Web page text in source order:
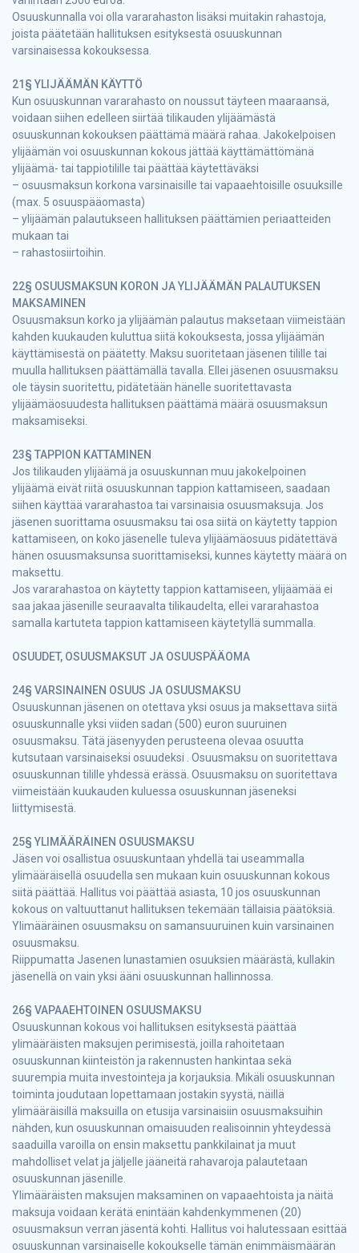
Osuuskunnalla voi olla vararahaston lisäksi muitakin rahastoja,
joista päätetään hallituksen esityksestä osuuskunnan
varsinaisessa kokouksessa.
21§ YLIJÄÄMÄN KÄYTTÖ
Kun osuuskunnan vararahasto on noussut täyteen maaraansä,
voidaan siihen edelleen siirtää tilikauden ylijäämästä
osuuskunnan kokouksen päättämä määrä rahaa. Jakokelpoisen
ylijäämän voi osuuskunnan kokous jättää käyttämättömänä
ylijäämä- tai tappiotilille tai päättää käytettäväksi
– osuusmaksun korkona varsinaisille tai vapaaehtoisille osuuksille
(max. 5 osuuspääomasta)
– ylijäämän palautukseen hallituksen päättämien periaatteiden
mukaan tai
– rahastosiirtoihin.
22§ OSUUSMAKSUN KORON JA YLIJÄÄMÄN PALAUTUKSEN
MAKSAMINEN
Osuusmaksun korko ja ylijäämän palautus maksetaan viimeistään
kahden kuukauden kuluttua siitä kokouksesta, jossa ylijäämän
käyttämisestä on päätetty. Maksu suoritetaan jäsenen tilille tai
muulla hallituksen päättämällä tavalla. Ellei jäsenen osuusmaksu
ole täysin suoritettu, pidätetään hänelle suoritettavasta
ylijäämäosuudesta hallituksen päättämä määrä osuusmaksun
maksamiseksi.
23§ TAPPION KATTAMINEN
Jos tilikauden ylijäämä ja osuuskunnan muu jakokelpoinen
ylijäämä eivät riitä osuuskunnan tappion kattamiseen, saadaan
siihen käyttää vararahastoa tai varsinaisia osuusmaksuja. Jos
jäsenen suorittama osuusmaksu tai osa siitä on käytetty tappion
kattamiseen, on koko jäsenelle tuleva ylijäämäosuus pidätettävä
hänen osuusmaksunsa suorittamiseksi, kunnes käytetty määrä on
maksettu.
Jos vararahastoa on käytetty tappion kattamiseen, ylijäämää ei
saa jakaa jäsenille seuraavalta tilikaudelta, ellei vararahastoa
samalla kartuteta tappion kattamiseen käytetyllä summalla.
OSUUDET, OSUUSMAKSUT JA OSUUSPÄÄOMA
24§ VARSINAINEN OSUUS JA OSUUSMAKSU
Osuuskunnan jäsenen on otettava yksi osuus ja maksettava siitä
osuuskunnalle yksi viiden sadan (500) euron suuruinen
osuusmaksu. Tätä jäsenyyden perusteena olevaa osuutta
kutsutaan varsinaiseksi osuudeksi . Osuusmaksu on suoritettava
osuuskunnan tilille yhdessä erässä. Osuusmaksu on suoritettava
viimeistään kuukauden kuluessa osuuskunnan jäseneksi
liittymisestä.
25§ YLIMÄÄRÄINEN OSUUSMAKSU
Jäsen voi osallistua osuuskuntaan yhdellä tai useammalla
ylimääräisellä osuudella sen mukaan kuin osuuskunnan kokous
siitä päättää. Hallitus voi päättää asiasta, 10 jos osuuskunnan
kokous on valtuuttanut hallituksen tekemään tällaisia päätöksiä.
Ylimääräinen osuusmaksu on samansuuruinen kuin varsinainen
osuusmaksu.
Riippumatta Jasenen lunastamien osuuksien määrästä, kullakin
jäsenellä on vain yksi ääni osuuskunnan hallinnossa.
26§ VAPAAEHTOINEN OSUUSMAKSU
Osuuskunnan kokous voi hallituksen esityksestä päättää
ylimääräisten maksujen perimisestä, joilla rahoitetaan
osuuskunnan kiinteistön ja rakennusten hankintaa sekä
suurempia muita investointeja ja korjauksia. Mikäli osuuskunnan
toiminta joudutaan lopettamaan jostakin syystä, näillä
ylimääräisillä maksuilla on etusija varsinaisiin osuusmaksuihin
nähden, kun osuuskunnan omaisuuden realisoinnin yhteydessä
saaduilla varoilla on ensin maksettu pankkilainat ja muut
mahdolliset velat ja jäljelle jääneitä rahavaroja palautetaan
osuuskunnan jäsenille.
Ylimääräisten maksujen maksaminen on vapaaehtoista ja näitä
maksuja voidaan kerätä enintään kahdenkymmenen (20)
osuusmaksun verran jäsentä kohti. Hallitus voi halutessaan esittää
osuuskunnan varsinaiselle kokoukselle tämän enimmäismäärän